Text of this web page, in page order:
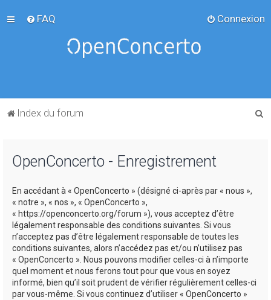
FAQ Connexion
Index du forum
OpenConcerto - Enregistrement
En accédant à « OpenConcerto » (désigné ci-après par « nous »,
« notre », « nos », « OpenConcerto »,
« https://openconcerto.org/forum »), vous acceptez d’être
légalement responsable des conditions suivantes. Si vous
n’acceptez pas d’être légalement responsable de toutes les
conditions suivantes, alors n’accédez pas et/ou n’utilisez pas
« OpenConcerto ». Nous pouvons modifier celles-ci à n’importe
quel moment et nous ferons tout pour que vous en soyez
informé, bien qu’il soit prudent de vérifier régulièrement celles-ci
par vous-même. Si vous continuez d’utiliser « OpenConcerto »